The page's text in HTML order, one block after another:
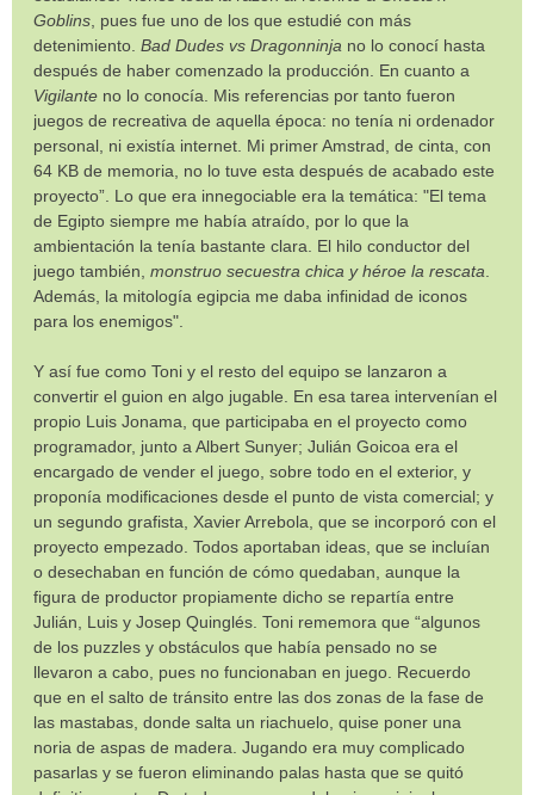
Goblins , pues fue uno de los que estudié con más
detenimiento. Bad Dudes vs Dragonninja no lo conocí hasta
después de haber comenzado la producción. En cuanto a
Vigilante no lo conocía. Mis referencias por tanto fueron
juegos de recreativa de aquella época: no tenía ni ordenador
personal, ni existía internet. Mi primer Amstrad, de cinta, con
64 KB de memoria, no lo tuve esta después de acabado este
proyecto”. Lo que era innegociable era la temática: "El tema
de Egipto siempre me había atraído, por lo que la
ambientación la tenía bastante clara. El hilo conductor del
juego también, monstruo secuestra chica y héroe la rescata
Además, la mitología egipcia me daba infinidad de iconos
para los enemigos".
Y así fue como Toni y el resto del equipo se lanzaron a
convertir el guion en algo jugable. En esa tarea intervenían el
propio Luis Jonama, que participaba en el proyecto como
programador, junto a Albert Sunyer; Julián Goicoa era el
encargado de vender el juego, sobre todo en el exterior, y
proponía modificaciones desde el punto de vista comercial; y
un segundo grafista, Xavier Arrebola, que se incorporó con el
proyecto empezado. Todos aportaban ideas, que se incluían
o desechaban en función de cómo quedaban, aunque la
figura de productor propiamente dicho se repartía entre
Julián, Luis y Josep Quinglés. Toni rememora que “algunos
de los puzzles y obstáculos que había pensado no se
llevaron a cabo, pues no funcionaban en juego. Recuerdo
que en el salto de tránsito entre las dos zonas de la fase de
las mastabas, donde salta un riachuelo, quise poner una
noria de aspas de madera. Jugando era muy complicado
pasarlas y se fueron eliminando palas hasta que se quitó